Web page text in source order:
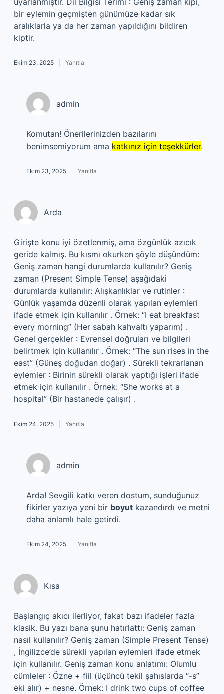
bir eylemin geçmişten günümüze kadar sık
aralıklarla ya da her zaman yapıldığını bildiren
kiptir.
Ekim 23, 2025 Yanıtla
admin
Komutan! Önerilerinizden bazılarını
benimsemiyorum ama katkınız için teşekkürler.
Ekim 23, 2025 Yanıtla
Arda
Girişte konu iyi özetlenmiş, ama özgünlük azıcık
geride kalmış. Bu kısmı okurken şöyle düşündüm:
Geniş zaman hangi durumlarda kullanılır? Geniş
zaman (Present Simple Tense) aşağıdaki
durumlarda kullanılır: Alışkanlıklar ve rutinler :
Günlük yaşamda düzenli olarak yapılan eylemleri
ifade etmek için kullanılır . Örnek: “I eat breakfast
every morning” (Her sabah kahvaltı yaparım) .
Genel gerçekler : Evrensel doğruları ve bilgileri
belirtmek için kullanılır . Örnek: “The sun rises in the
east” (Güneş doğudan doğar) . Sürekli tekrarlanan
eylemler : Birinin sürekli olarak yaptığı işleri ifade
etmek için kullanılır . Örnek: “She works at a
hospital” (Bir hastanede çalışır) .
Ekim 24, 2025 Yanıtla
admin
Arda! Sevgili katkı veren dostum, sunduğunuz
fikirler yazıya yeni bir boyut kazandırdı ve metni
daha anlamlı hale getirdi.
Ekim 24, 2025 Yanıtla
Kısa
Başlangıç akıcı ilerliyor, fakat bazı ifadeler fazla
klasik. Bu yazı bana şunu hatırlattı: Geniş zaman
nasıl kullanılır? Geniş zaman (Simple Present Tense)
, İngilizce’de sürekli yapılan eylemleri ifade etmek
için kullanılır. Geniş zaman konu anlatımı: Olumlu
cümleler : Özne + fiil (üçüncü tekil şahıslarda “-s”
eki alır) + nesne. Örnek: I drink two cups of coffee